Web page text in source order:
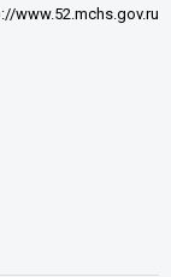
www.52.mchs.gov.ru